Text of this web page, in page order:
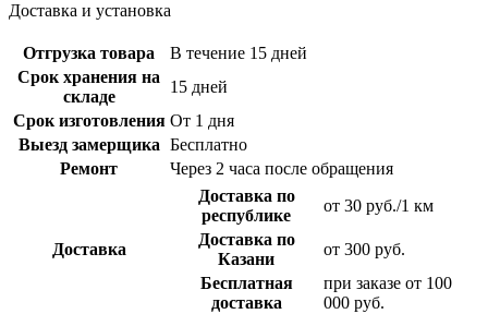
Доставка и установка
Отгрузка товара
В течение 15 дней
Срок хранения на
складе
15 дней
Срок изготовления От 1 дня
Выезд замерщика Бесплатно
Ремонт
Через 2 часа после обращения
Доставка
Доставка по
республике
от 30 руб./1 км
Доставка по
Казани
от 300 руб.
Бесплатная
доставка
при заказе от 100
000 руб.